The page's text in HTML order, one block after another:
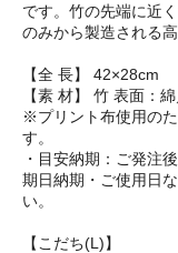
です。竹の先端に近
のみから製造される高
【全 長】 42×28cm
【素 材】 竹 表面：
※プリント布使用の
す。
・目安納期：ご発注
期日納期・ご使用日
い。
【こだち(L)】